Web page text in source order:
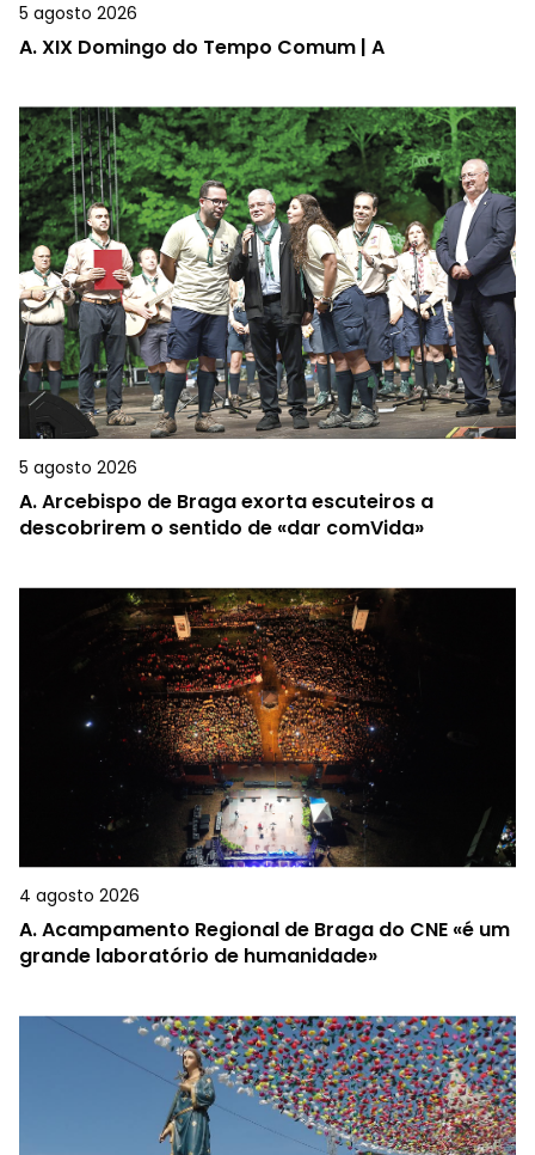
5 agosto 2026
A.XIX Domingo do Tempo Comum | A
5 agosto 2026
A.Arcebispo de Braga exorta escuteiros a
descobrirem o sentido de «dar comVida»
4 agosto 2026
A.Acampamento Regional de Braga do CNE «é um
grande laboratório de humanidade»